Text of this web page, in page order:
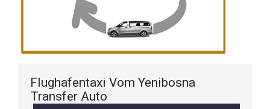
Flughafentaxi Vom Yenibosna
Transfer Auto